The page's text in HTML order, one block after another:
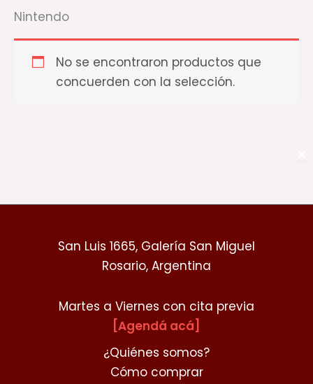
Nintendo
No se encontraron productos que
concuerden con la selección.
San Luis 1665, Galería San Miguel
Rosario, Argentina
Martes a Viernes con cita previa
[Agendá acá]
¿Quiénes somos?
Cómo comprar